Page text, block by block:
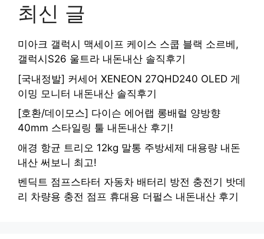
최신 글
미아크 갤럭시 맥세이프 케이스 스쿱 블랙 소르베,
갤럭시S26 울트라 내돈내산 솔직후기
[국내정발] 커세어 XENEON 27QHD240 OLED 게
이밍 모니터 내돈내산 솔직후기
[호환/데이모스] 다이슨 에어랩 롱배럴 양방향
40mm 스타일링 툴 내돈내산 후기!
애경 항균 트리오 12kg 말통 주방세제 대용량 내돈
내산 써보니 최고!
벤딕트 점프스타터 자동차 배터리 방전 충전기 밧데
리 차량용 충전 점프 휴대용 더펄스 내돈내산 후기